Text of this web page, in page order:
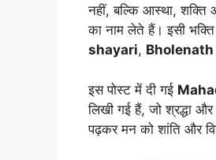
नहीं, बल्कि आस्था, शक्ति
का नाम लेते हैं। इसी
shayari,
इस पोस्ट में दी गई
लिखी गई हैं, जो श्रद्धा
पढ़कर मन को शांति और